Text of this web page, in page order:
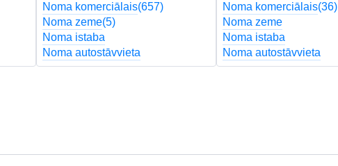
Noma komerciālais(657)
Noma zeme(5)
Noma istaba
Noma autostāvvieta
Noma komerciālais(36)
Noma zeme
Noma istaba
Noma autostāvvieta